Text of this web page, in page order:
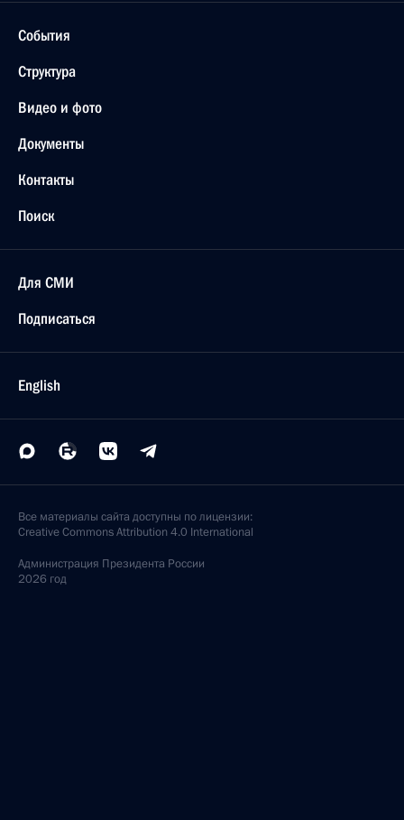
События
Структура
Видео и фото
Документы
Контакты
Поиск
Для СМИ
Подписаться
English
Все материалы сайта доступны по лицензии:
Creative Commons Attribution 4.0 International
Администрация Президента России
2026 год